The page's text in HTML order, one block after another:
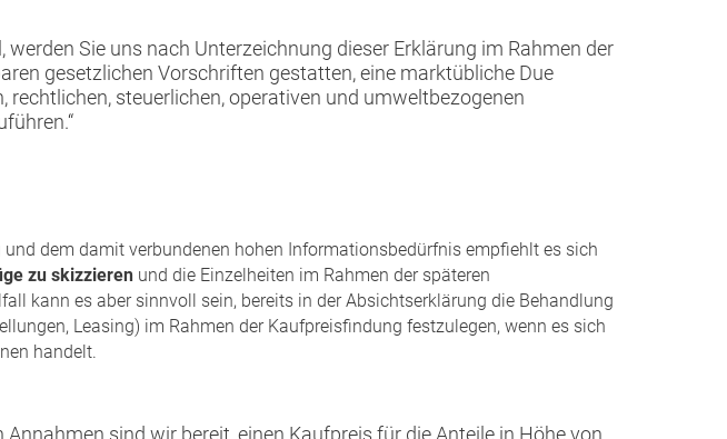
werden Sie uns nach Unterzeichnung dieser Erklärung im Rahmen der
gesetzlichen Vorschriften gestatten, eine marktübliche Due
rechtlichen, steuerlichen, operativen und umweltbezogenen
dem damit verbundenen hohen Informationsbedürfnis empfiehlt es sich
zu skizzieren und die Einzelheiten im Rahmen der späteren
kann es aber sinnvoll sein, bereits in der Absichtserklärung die Behandlung
Leasing) im Rahmen der Kaufpreisfindung festzulegen, wenn es sich
handelt.